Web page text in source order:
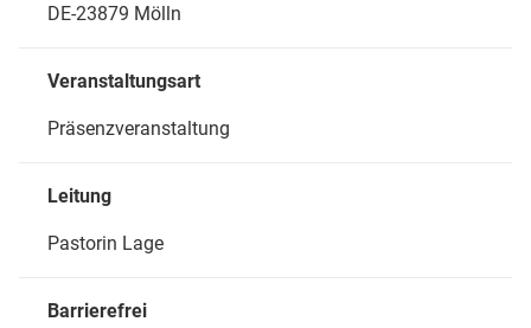
DE-23879 Mölln
Veranstaltungsart
Präsenzveranstaltung
Leitung
Pastorin Lage
Barrierefrei